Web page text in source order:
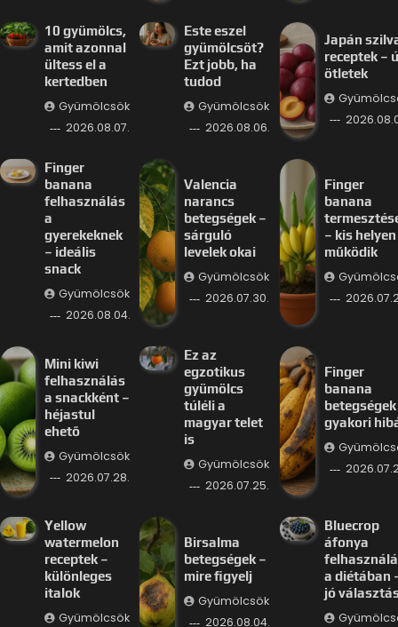
10 gyümölcs,
amit azonnal
ültess el a
kertedben
Gyümölcsök
2026.08.07.
Este eszel
gyümölcsöt?
Ezt jobb, ha
tudod
Gyümölcsök
2026.08.06.
Japán
receptek –
ötletek
Finger
banana
felhasználás
a
gyerekeknek
– ideális
snack
Gyümölcsök
2026.08.04.
Valencia
narancs
betegségek –
sárguló
levelek okai
Gyümölcsök
2026.07.30.
Finger
banana
– kis
működik
Mini kiwi
felhasználás
a snackként –
héjastul
ehető
Gyümölcsök
2026.07.28.
Ez az
egzotikus
gyümölcs
túléli a
magyar telet
is
Gyümölcsök
2026.07.25.
Finger
banana
betegségek
gyakori
Yellow
watermelon
receptek –
különleges
italok
Gyümölcsök
Birsalma
betegségek –
mire figyelj
Gyümölcsök
2026.08.04.
Bluecrop
áfonya
a diétában
jó